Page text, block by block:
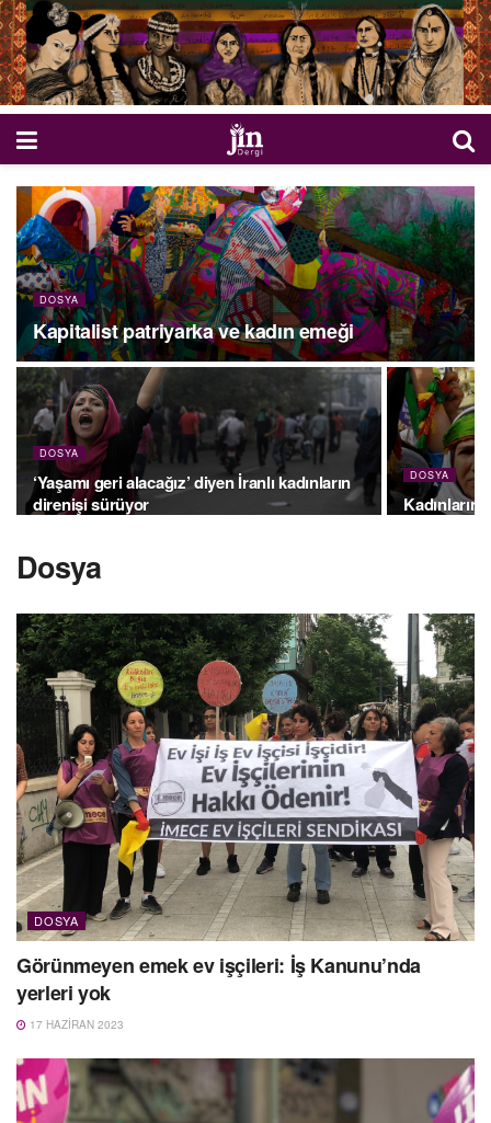
DOSYA
Kapitalist patriyarka ve kadın emeği
DOSYA
‘Yaşamı geri alacağız’ diyen İranlı kadınların
direnişi sürüyor
DOSYA
Kadınların
Dosya
DOSYA
Görünmeyen emek ev işçileri: İş Kanunu’nda
yerleri yok
17 HAZIRAN 2023